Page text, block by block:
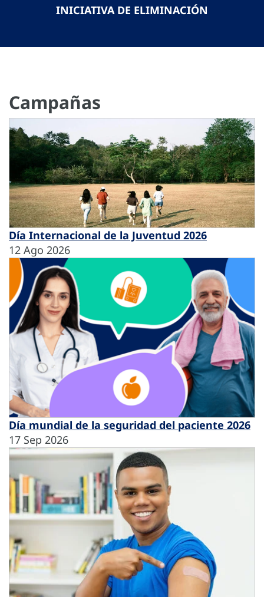
INICIATIVA DE ELIMINACIÓN
Campañas
Día Internacional de la Juventud 2026
12 Ago 2026
Día mundial de la seguridad del paciente 2026
17 Sep 2026